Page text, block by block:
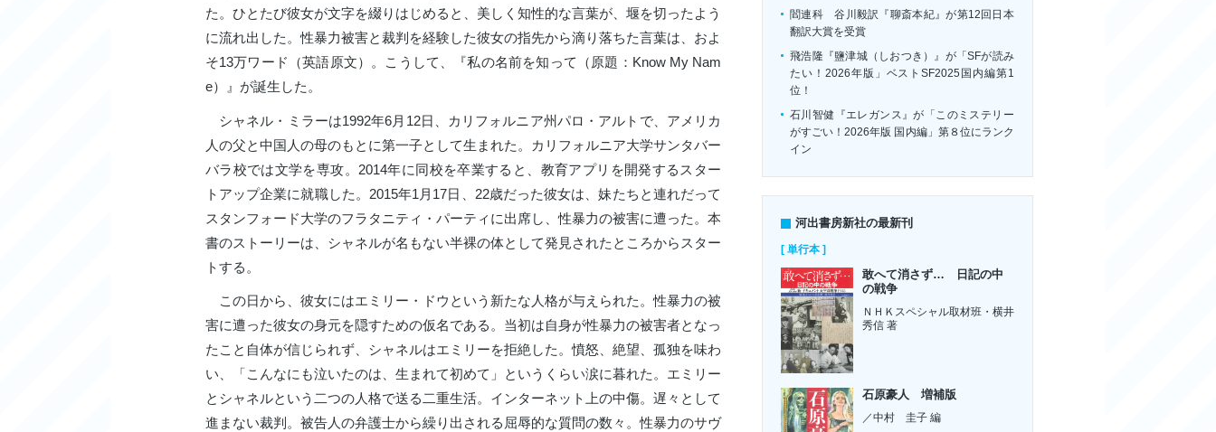
た。ひとたび彼女が文字を綴りはじめると、美しく知性的な言葉が、堰を切ったよう
に流れ出した。性暴力被害と裁判を経験した彼女の指先から滴り落ちた言葉は、およ
そ13万ワード（英語原文）。こうして、『私の名前を知って（原題：Know My Nam
e）』が誕生した。
シャネル・ミラーは1992年6月12日、カリフォルニア州パロ・アルトで、アメリカ
人の父と中国人の母のもとに第一子として生まれた。カリフォルニア大学サンタバー
バラ校では文学を専攻。2014年に同校を卒業すると、教育アプリを開発するスター
トアップ企業に就職した。2015年1月17日、22歳だった彼女は、妹たちと連れだって
スタンフォード大学のフラタニティ・パーティに出席し、性暴力の被害に遭った。本
書のストーリーは、シャネルが名もない半裸の体として発見されたところからスター
トする。
この日から、彼女にはエミリー・ドウという新たな人格が与えられた。性暴力の被
害に遭った彼女の身元を隠すための仮名である。当初は自身が性暴力の被害者となっ
たこと自体が信じられず、シャネルはエミリーを拒絶した。憤怒、絶望、孤独を味わ
い、「こんなにも泣いたのは、生まれて初めて」というくらい涙に暮れた。エミリー
とシャネルという二つの人格で送る二重生活。インターネット上の中傷。遅々として
進まない裁判。被告人の弁護士から繰り出される屈辱的な質問の数々。性暴力のサヴ
閻連科 谷川毅訳『聊斎本紀』が第12回日本
翻訳大賞を受賞
飛浩隆『鹽津城（しおつき）』が「SFが読み
たい！2026年版」ベストSF2025国内編第1
位！
石川智健『エレガンス』が「このミステリー
がすごい！2026年版 国内編」第８位にランク
イン
河出書房新社の最新刊
[ 単行本 ]
敢へて消さず… 日記の中
の戦争
ＮＨＫスペシャル取材班・横井
秀信 著
石原豪人 増補版
／中村 圭子 編